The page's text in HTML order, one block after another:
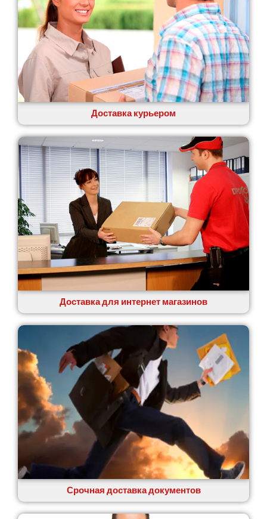
Путивль
Пятихатки
Раздельная
Рени
Решетиловка
Ромны
Ровно
Самбор
Счастливое
Шепетовка
Шостка
Шпола
Синельниково
Славута
Славутич
Слобожанское
Смела
Софиевская Борщаговка
Сокольники
Солоницевка
Староконстантинов
Старые Петровцы
Стебник
Стоянка
Стрый
Сумы
Светловодск
Святопетровское
Тальное
Тарасовка
Тернополь
Терновка
Трусковец
Тульчин
Украинка
Умань
Доставка курьером
Доставка для интернет магазинов
Срочная доставка документов